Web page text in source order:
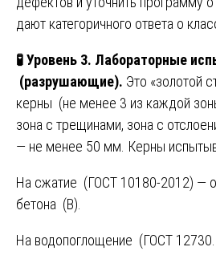
дают категоричного ответа о
🧪Уровень 3. Лабораторные
(разрушающие). Это «золотой
керны (не менее 3 из каждой
зона с трещинами, зона с
— не менее 50 мм. Керны
На сжатие (ГОСТ 10180-2012) —
бетона (В).
На водопоглощение (ГОСТ